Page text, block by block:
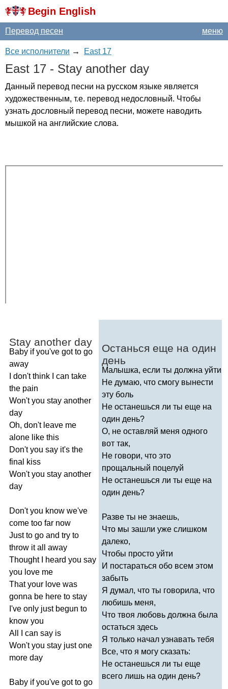
Begin English
меню
Перевод песен
Все исполнители → East 17
East 17 - Stay another day
Данный перевод песни на русском языке является
художественным, т.е. перевод недословный. Чтобы
узнать дословный перевод песни, можете наводить
мышкой на английские слова.
Stay another day
Baby if you've got to go
away
don't think can take
the pain
Won't you stay another
day
Oh, don't leave me
alone like this
Don't you say it's the
final
kiss
Won't you stay another
day
Don't you know we've
come too far now
Just to go and try to
throw it all
away
Thought
heard you say
you love me
That your love was
gonna be here to stay
I've only just begun to
know you
All
can say is
Won't you stay just one
more day
Baby if you've got to go
Останься еще на один
день
Малышка, если ты должна уйти
Не думаю, что смогу вынести
эту боль
Не останешься ли ты еще на
один день?
О, не оставляй меня одного
вот так,
Не говори, что это
прощальный поцелуй
Не останешься ли ты еще на
один день?
Разве ты не знаешь,
Что мы зашли уже слишком
далеко,
Чтобы просто уйти
И постараться обо всем этом
забыть
Я думал, что ты говорила, что
любишь меня,
Что твоя любовь должна была
остаться здесь
Я только начал узнавать тебя
Все, что я могу сказать:
Не останешься ли ты еще
всего лишь на один день?